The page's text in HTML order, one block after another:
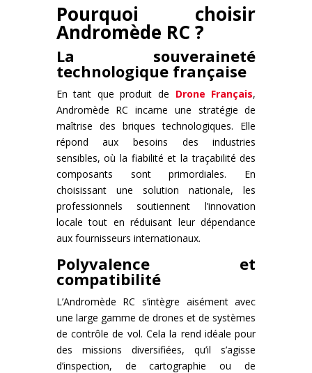
Pourquoi choisir
Andromède RC ?
La souveraineté
technologique française
En tant que produit de Drone Français,
Andromède RC incarne une stratégie de
maîtrise des briques technologiques. Elle
répond aux besoins des industries
sensibles, où la fiabilité et la traçabilité des
composants sont primordiales. En
choisissant une solution nationale, les
professionnels soutiennent l’innovation
locale tout en réduisant leur dépendance
aux fournisseurs internationaux.
Polyvalence et
compatibilité
L’Andromède RC s’intègre aisément avec
une large gamme de drones et de systèmes
de contrôle de vol. Cela la rend idéale pour
des missions diversifiées, qu’il s’agisse
d’inspection, de cartographie ou de